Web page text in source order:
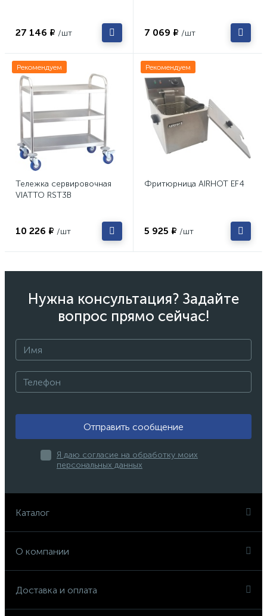
27 146 ₽ /шт 7 069 ₽ /шт
Рекомендуем
Тележка сервировочная
VIATTO RST3B
10 226 ₽ /шт
Рекомендуем
Фритюрница AIRHOT EF4
5 925 ₽ /шт
Нужна консультация? Задайте
вопрос прямо сейчас!
Отправить сообщение
Я даю согласие на обработку моих
персональных данных
Каталог
О компании
Доставка и оплата